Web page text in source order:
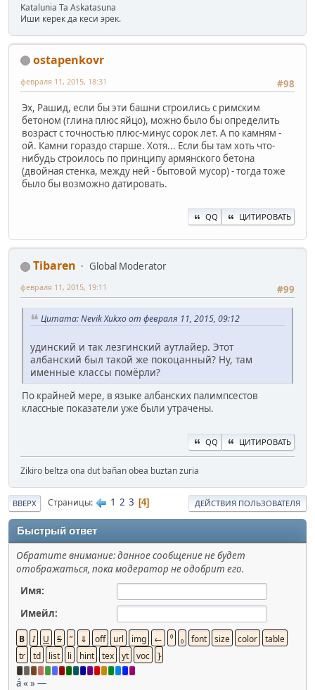
Katalunia Ta Askatasuna
Иши керек да кеси эрек.
ostapenkovr
#98
февраля 11, 2015, 18:31
Эх, Рашид, если бы эти башни строились с римским
бетоном (глина плюс яйцо), можно было бы определить
возраст с точностью плюс-минус сорок лет. А по камням -
ой. Камни гораздо старше. Хотя... Если бы там хоть что-
нибудь строилось по принципу армянского бетона
(двойная стенка, между ней - бытовой мусор) - тогда тоже
было бы возможно датировать.
QQ ЦИТИРОВАТЬ
Tibaren
Global Moderator
#99
февраля 11, 2015, 19:11
Цитата: Nevik Xukxo от февраля 11, 2015, 09:12
удинский и так лезгинский аутлайер. Этот
албанский был такой же покоцанный? Ну, там
именные классы помёрли?
По крайней мере, в языке албанских палимпсестов
классные показатели уже были утрачены.
QQ ЦИТИРОВАТЬ
Zikiro beltza ona dut bañan obea buztan zuria
ВВЕРХ Страницы 1 2 3 4 ДЕЙСТВИЯ ПОЛЬЗОВАТЕЛЯ
Быстрый ответ
Обратите внимание: данное сообщение не будет
отображаться, пока модератор не одобрит его.
Имя:
Имейл:
á« »—